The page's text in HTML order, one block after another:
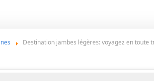
Destination jambes légères: voyagez en toute